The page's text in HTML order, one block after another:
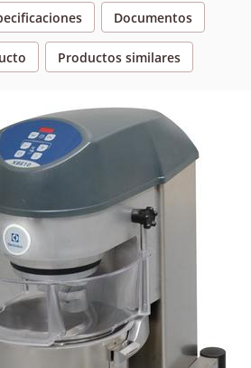
Documentos
Productos similares